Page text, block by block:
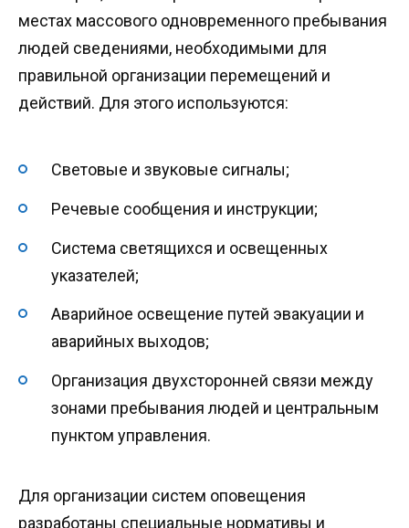
местах массового одновременного пребывания
людей сведениями, необходимыми для
правильной организации перемещений и
действий. Для этого используются:
Световые и звуковые сигналы;
Речевые сообщения и инструкции;
Система светящихся и освещенных
указателей;
Аварийное освещение путей эвакуации и
аварийных выходов;
Организация двухсторонней связи между
зонами пребывания людей и центральным
пунктом управления.
Для организации систем оповещения
разработаны специальные нормативы и